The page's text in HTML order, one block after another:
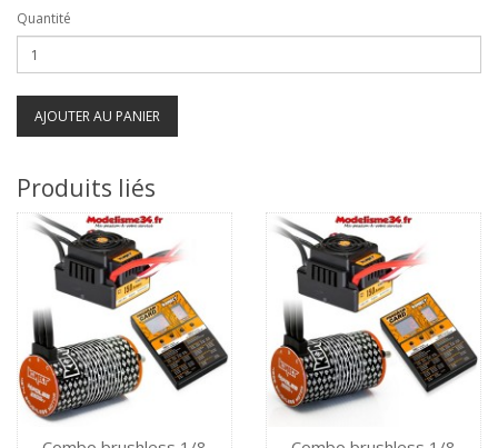
Quantité
AJOUTER AU PANIER
Produits liés